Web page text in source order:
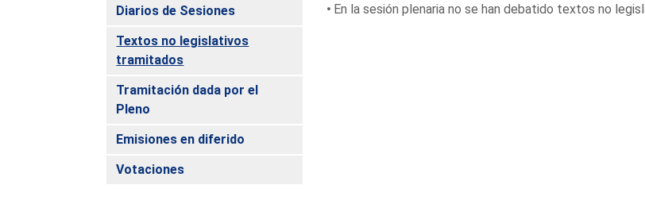
Diarios de Sesiones
Textos no legislativos
tramitados
Tramitación dada por el
Pleno
Emisiones en diferido
Votaciones
En la sesión plenaria no se han debatido textos no